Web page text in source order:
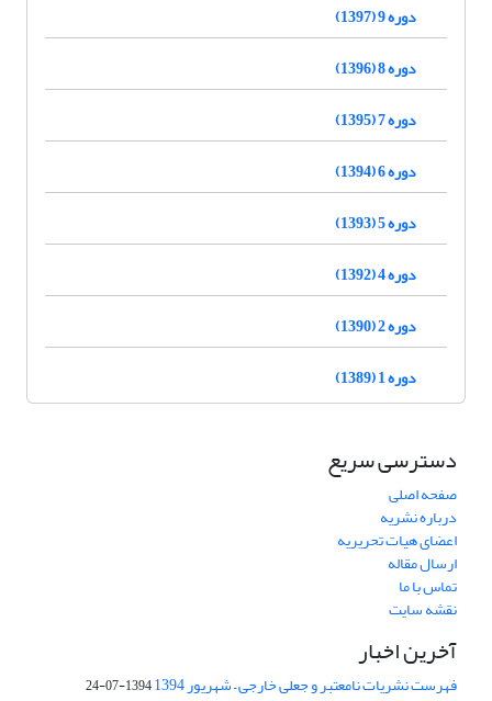
دوره 9 (1397)
دوره 8 (1396)
دوره 7 (1395)
دوره 6 (1394)
دوره 5 (1393)
دوره 4 (1392)
دوره 2 (1390)
دوره 1 (1389)
دسترسی سریع
صفحه اصلی
درباره نشریه
اعضای هیات تحریریه
ارسال مقاله
تماس با ما
نقشه سایت
آخرین اخبار
فهرست نشریات نامعتبر و جعلی خارجی – شهریور 1394 1394-07-24